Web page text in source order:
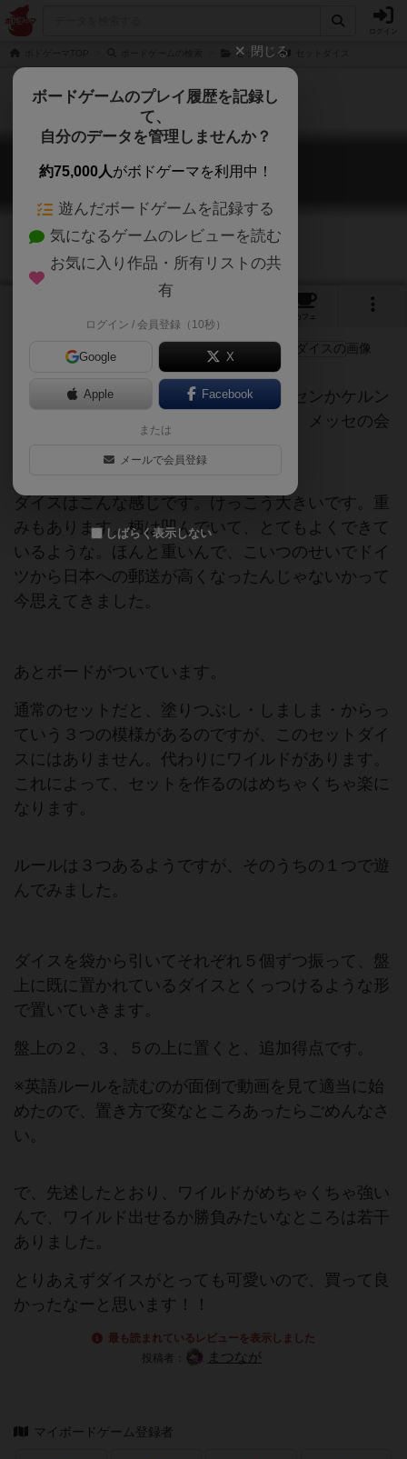
セット
セットダイス
Set Dice
カフェ
地味に好きなセットのダイス版。エッセンかケルン
のボードゲームのお店で見つけました。メッセの会
ダイスはこんな感じです。けっこう大きいです。重
みもあります。柄は凹んでいて、とてもよくできて
いるような。ほんと重いんで、こいつのせいでドイ
ツから日本への郵送が高くなったんじゃないかって
今思えてきました。
あとボードがついています。
通常のセットだと、塗りつぶし・しましま・からっ
ていう３つの模様があるのですが、このセットダイ
スにはありません。代わりにワイルドがあります。
これによって、セットを作るのはめちゃくちゃ楽に
なります。
ルールは３つあるようですが、そのうちの１つで遊
んでみました。
ダイスを袋から引いてそれぞれ５個ずつ振って、盤
上に既に置かれているダイスとくっつけるような形
で置いていきます。
盤上の２、３、５の上に置くと、追加得点です。
※英語ルールを読むのが面倒で動画を見て適当に始
めたので、置き方で変なところあったらごめんなさ
い。
で、先述したとおり、ワイルドがめちゃくちゃ強い
んで、ワイルド出せるか勝負みたいなところは若干
ありました。
とりあえずダイスがとっても可愛いので、買って良
かったなーと思います！！
最も読まれているレビューを表示しました
投稿者：
まつなが
マイボードゲーム登録者
閉じる
ボードゲームのプレイ履歴を記録し
て、
自分のデータを管理しませんか？
約75,000人がボドゲーマを利用中！
遊んだボードゲームを記録する
気になるゲームのレビューを読む
お気に入り作品・所有リストの共
有
ログイン / 会員登録（10秒）
Google X
Apple Facebook
または
メールで会員登録
しばらく表示しない